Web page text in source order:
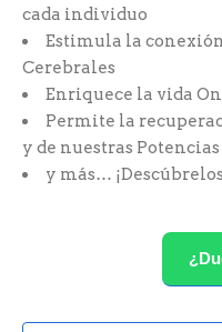
cada individuo
Estimula la
Cerebrales
Enriquece la vida
Permite la
y de nuestras
y más…